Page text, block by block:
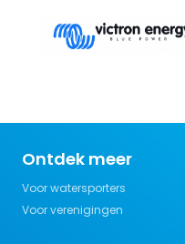
Ontdek meer
Voor watersporters
Voor verenigingen